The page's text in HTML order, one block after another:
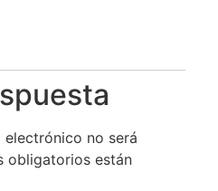
no será
obligatorios están